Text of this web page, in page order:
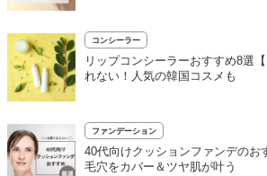
コンシーラー
リップコンシーラーおすすめ8選
れない！人気の韓国コスメも
ファンデーション
40代向けクッションファンデのお
毛穴をカバー＆ツヤ肌が叶う